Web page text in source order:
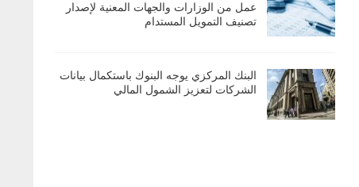
عمل من الوزارات والجهات المعنية لإصدار
تصنيف التمويل المستدام
البنك المركزي يوجه البنوك باستكمال بيانات
الشركات لتعزيز الشمول المالي